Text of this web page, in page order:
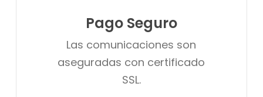
Pago Seguro
Las comunicaciones son
aseguradas con certificado
SSL.